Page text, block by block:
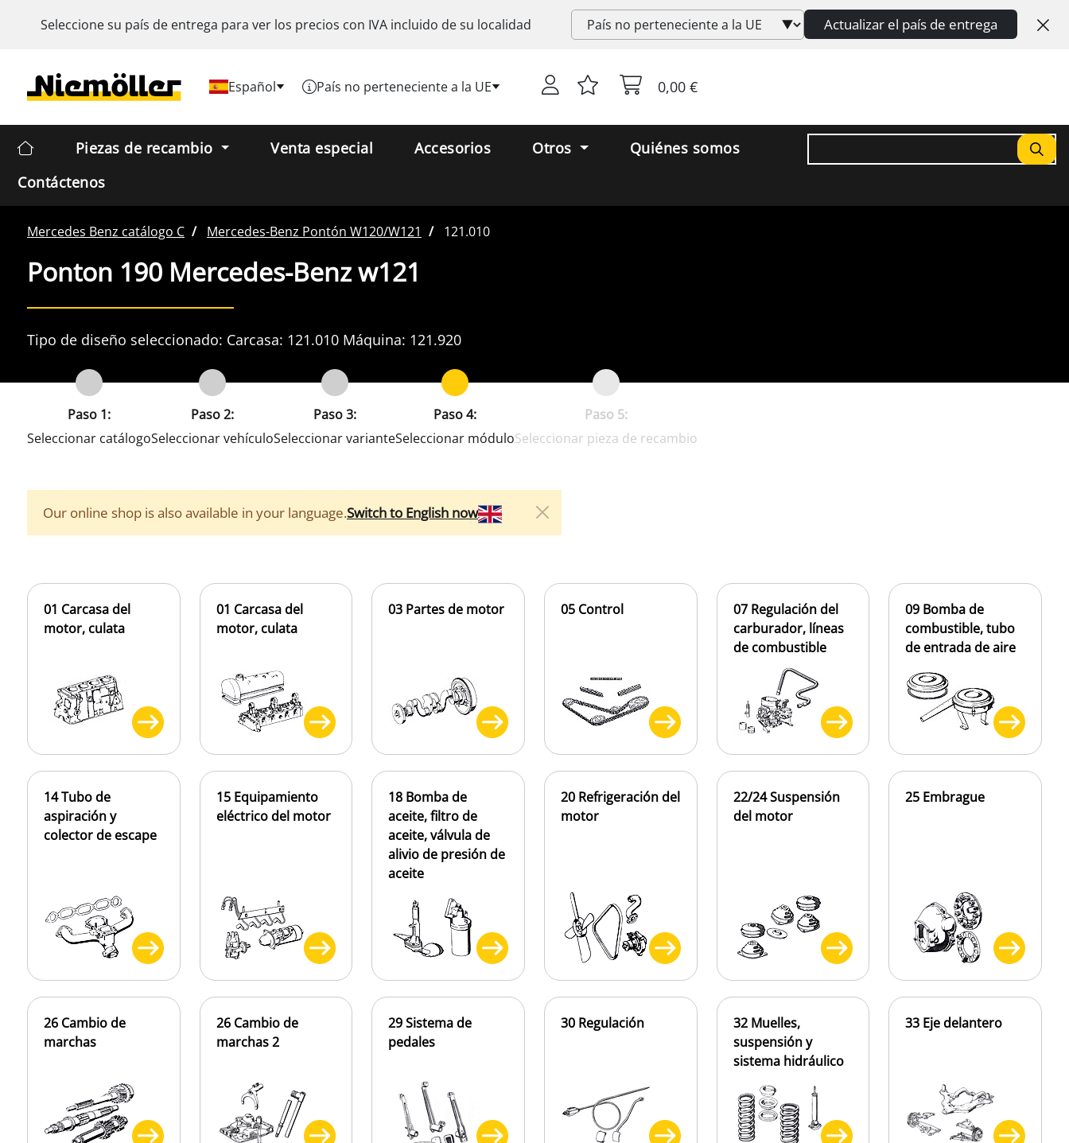
Seleccione su país de entrega para ver los precios con IVAincluido de su localidad Actualizar el país de entrega
Español País no perteneciente a la UE 0,00 €
Piezas de recambio Venta especial Accesorios Otros
Quiénes somos
Contáctenos
Mercedes Benz catálogo C Mercedes-Benz Pontón W120/W121 121.010
Ponton 190 Mercedes-Benz w121
Tipo de diseño seleccionado: Carcasa: 121.010 Máquina: 121.920
Paso 1:
Seleccionar catálogo
Paso 2:
Seleccionar vehículo
Paso 3:
Seleccionar variante
Paso 4:
Seleccionar módulo
Paso 5:
Seleccionar pieza de recambio
Our online shop is also available in your language.Switch to English now
01 Carcasa del
motor, culata
01 Carcasa del
motor, culata
03 Partes de motor 05 Control
07 Regulación del
carburador, líneas
de combustible
09 Bomba de
combustible, tubo
de entrada de aire
14 Tubo de
aspiración y
colector de escape
15 Equipamiento
eléctrico del motor
18 Bomba de
aceite, filtro de
aceite, válvula de
alivio de presión de
aceite
20 Refrigeración del
motor
22/24 Suspensión
del motor
25 Embrague
26 Cambio de
marchas
26 Cambio de
marchas 2
29 Sistema de
pedales
30 Regulación
32 Muelles,
suspensión y
sistema hidráulico
33 Eje delantero